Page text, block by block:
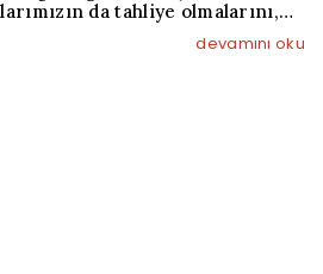
da tahliye olmalarını,
kavuşmalarını diliyorum
devamını oku